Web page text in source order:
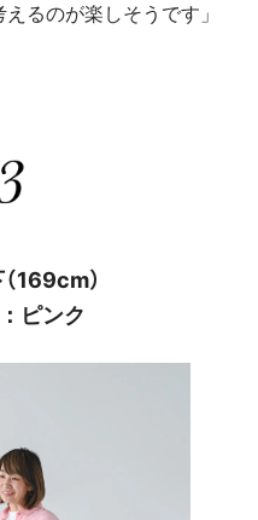
るのが楽しそうです」
169cm）
ピンク